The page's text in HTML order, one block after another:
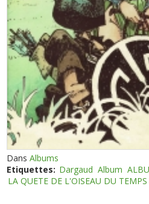
DansAlbums
Etiquettes: Dargaud Album
LA QUETE DE L'OISEAU DU